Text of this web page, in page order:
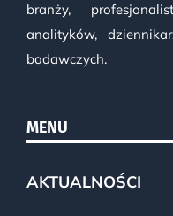
branży,
analityków,
badawczych.
MENU
AKTUALNOŚCI